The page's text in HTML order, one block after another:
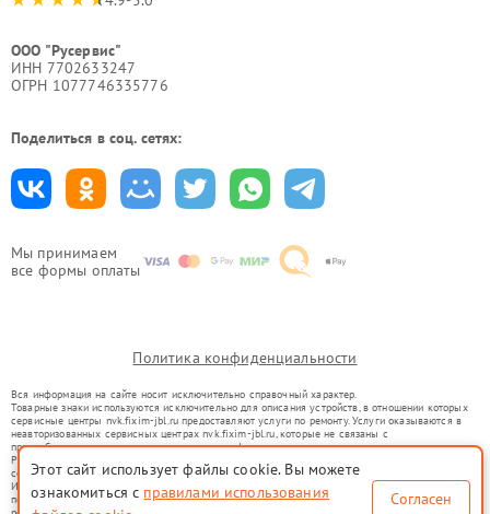
Мы принимаем
все формы оплаты
ООО "Русервис"
ИНН 7702633247
ОГРН 1077746335776
Поделиться в соц. сетях:
Политика конфиденциальности
Вся информация на сайте носит исключительно справочный характер.
Товарные знаки используются исключительно для описания устройств, в отношении которых
сервисные центры nvk.fixim-jbl.ru предоставляют услуги по ремонту. Услуги оказываются в
неавторизованных сервисных центрах nvk.fixim-jbl.ru, которые не связаны с
правообладателями товарных знаков или их официальными представителями.
Ремонт осуществляется для устройств, уже введенных в гражданский оборот в соответствии
со статьей 1487 ГК РФ.
Использование товарных знаков не преследует цели индивидуализации услуг или введения
потребителей в заблуждение, а служит для информирования о предоставляемых услугах по
Этот сайт использует файлы cookie. Вы можете
ознакомиться с правилами использования
Согласен